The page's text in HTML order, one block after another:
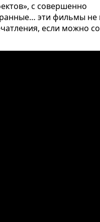
с совершенно
эти фильмы не
если можно